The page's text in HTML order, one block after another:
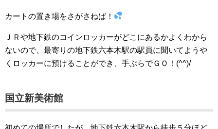
カートの置き場をさがさねば！
ＪＲや地下鉄のコインロッカーがどこにあるかよくわから
ないので、最寄りの地下鉄六本木駅の駅員に聞いてようや
くロッカーに預けることができ、手ぶらでＧＯ！(^^)/
国立新美術館